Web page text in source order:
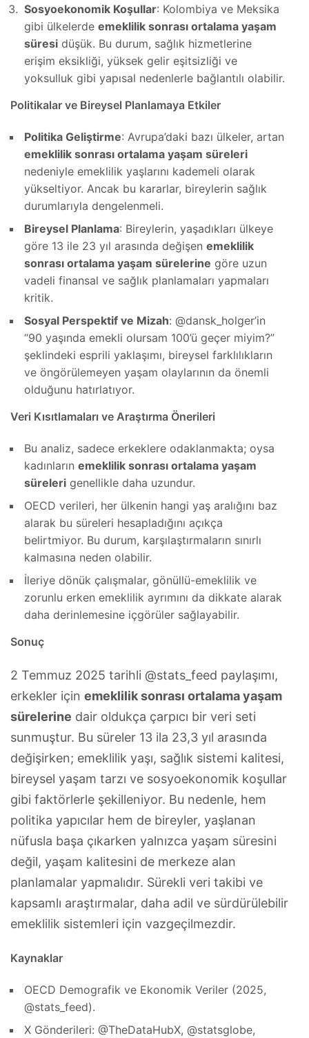
Sosyoekonomik Koşullar: Kolombiya ve Meksika
gibi ülkelerde emeklilik sonrası ortalama yaşam
süresi düşük. Bu durum, sağlık hizmetlerine
erişim eksikliği, yüksek gelir eşitsizliği ve
yoksulluk gibi yapısal nedenlerle bağlantılı olabilir.
Politikalar ve Bireysel Planlamaya Etkiler
Politika Geliştirme: Avrupa’daki bazı ülkeler, artan
emeklilik sonrası ortalama yaşam süreleri
nedeniyle emeklilik yaşlarını kademeli olarak
yükseltiyor. Ancak bu kararlar, bireylerin sağlık
durumlarıyla dengelenmeli.
Bireysel Planlama: Bireylerin, yaşadıkları ülkeye
göre 13 ile 23 yıl arasında değişen emeklilik
sonrası ortalama yaşam sürelerine göre uzun
vadeli finansal ve sağlık planlamaları yapmaları
kritik.
Sosyal Perspektif ve Mizah: @dansk_holger’in
“90 yaşında emekli olursam 100’ü geçer miyim?”
şeklindeki esprili yaklaşımı, bireysel farklılıkların
ve öngörülemeyen yaşam olaylarının da önemli
olduğunu hatırlatıyor.
Veri Kısıtlamaları ve Araştırma Önerileri
Bu analiz, sadece erkeklere odaklanmakta; oysa
kadınların emeklilik sonrası ortalama yaşam
süreleri genellikle daha uzundur.
OECD verileri, her ülkenin hangi yaş aralığını baz
alarak bu süreleri hesapladığını açıkça
belirtmiyor. Bu durum, karşılaştırmaların sınırlı
kalmasına neden olabilir.
İleriye dönük çalışmalar, gönüllü-emeklilik ve
zorunlu erken emeklilik ayrımını da dikkate alarak
daha derinlemesine içgörüler sağlayabilir.
Sonuç
2 Temmuz 2025 tarihli @stats_feed paylaşımı,
erkekler için emeklilik sonrası ortalama yaşam
sürelerine dair oldukça çarpıcı bir veri seti
sunmuştur. Bu süreler 13 ila 23,3 yıl arasında
değişirken; emeklilik yaşı, sağlık sistemi kalitesi,
bireysel yaşam tarzı ve sosyoekonomik koşullar
gibi faktörlerle şekilleniyor. Bu nedenle, hem
politika yapıcılar hem de bireyler, yaşlanan
nüfusla başa çıkarken yalnızca yaşam süresini
değil, yaşam kalitesini de merkeze alan
planlamalar yapmalıdır. Sürekli veri takibi ve
kapsamlı araştırmalar, daha adil ve sürdürülebilir
emeklilik sistemleri için vazgeçilmezdir.
Kaynaklar
OECD Demografik ve Ekonomik Veriler (2025,
@stats_feed).
X Gönderileri: @TheDataHubX, @statsglobe,